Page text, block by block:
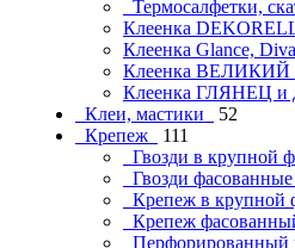
Термосалфетки,
Клеенка
Клеенка Glance,
Клеенка
Клеенка ГЛЯНЕЦ и
Клеи, мастики
52
Крепеж
111
Гвозди в крупной
Гвозди фасованные
Крепеж в крупной
Крепеж
Перфорированный